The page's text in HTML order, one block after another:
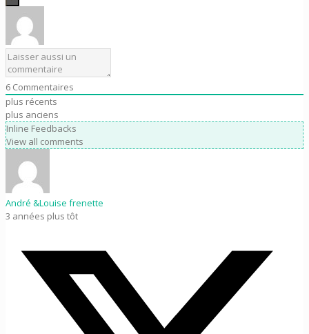
6 Commentaires
plus récents
plus anciens
Inline Feedbacks
View all comments
André &Louise frenette
3 années plus tôt